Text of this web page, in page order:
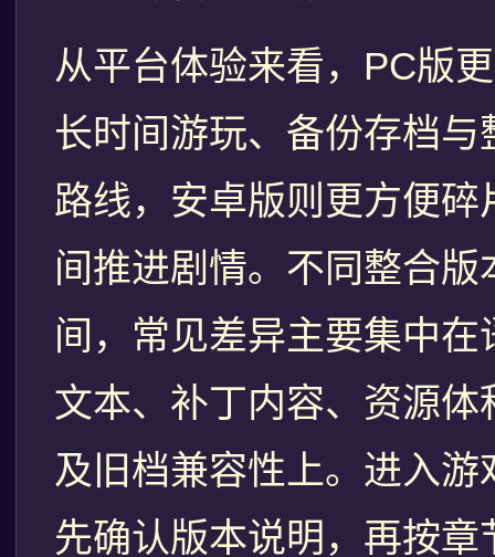
从平台体验来看，PC版
长时间游玩、备份存档与
路线，安卓版则更方便碎
间推进剧情。不同整合版
间，常见差异主要集中在
文本、补丁内容、资源体
及旧档兼容性上。进入游
先确认版本说明，再按章